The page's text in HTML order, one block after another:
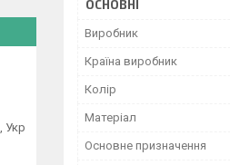
ОСНОВНІ
Виробник
Країна виробник
Колір
Матеріал
Основне призначення
Укр